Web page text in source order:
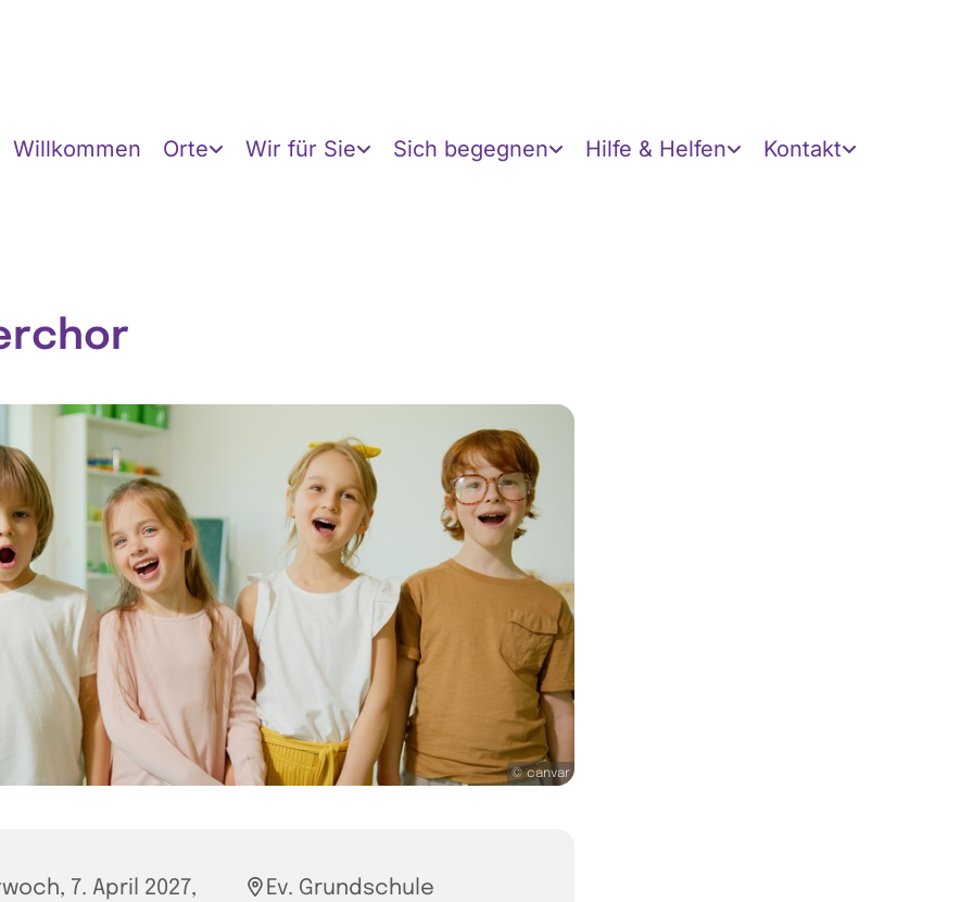
Willkommen Orte Wir für Sie Sich begegnen Hilfe & Helfen Kontakt
© canvar
7. April 2027,
Ev. Grundschule